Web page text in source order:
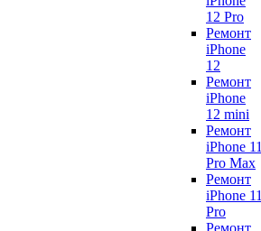
12 Pro
Ремонт
iPhone
12
Ремонт
iPhone
12 mini
Ремонт
iPhone 11
Pro Max
Ремонт
iPhone 11
Pro
Ремонт